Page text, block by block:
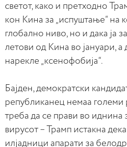
светот, како и претходно
кон Кина за „испуштање“ на
глобално ниво, но и дака ја
летови од Кина во јануари, a
нарекле „ксенофобија“.
Бајден, демократски
републиканец немаа големи
треба да се прави во иднина
вирусот – Трамп истакна дека
илјадници апарати за